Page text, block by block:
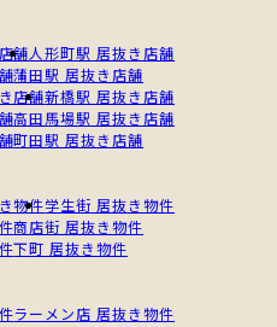
舗人形町駅 居抜き店舗
蒲田駅 居抜き店舗
店舗新橋駅 居抜き店舗
高田馬場駅 居抜き店舗
町田駅 居抜き店舗
物件学生街 居抜き物件
商店街 居抜き物件
下町 居抜き物件
ラーメン店 居抜き物件